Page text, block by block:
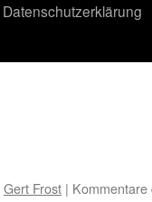
Datenschutzerklärung
Gert Frost | Kommentare